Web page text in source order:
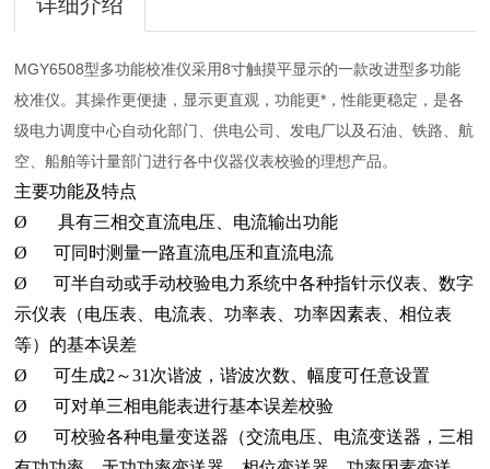
MGY6508型多功能校准仪采用8寸触摸平显示的一款改进型多功能
校准仪。其操作更便捷，显示更直观，功能更*，性能更稳定，是各
级电力调度中心自动化部门、供电公司、发电厂以及石油、铁路、航
空、船舶等计量部门进行各中仪器仪表校验的理想产品。
主要功能及特点
Ø 具有三相交直流电压、电流输出功能
Ø 可同时测量一路直流电压和直流电流
Ø 可半自动或手动校验电力系统中各种指针示仪表、数字
示仪表（电压表、电流表、功率表、功率因素表、相位表
等）的基本误差
Ø 可生成2～31次谐波，谐波次数、幅度可任意设置
Ø 可对单三相电能表进行基本误差校验
Ø 可校验各种电量变送器（交流电压、电流变送器，三相